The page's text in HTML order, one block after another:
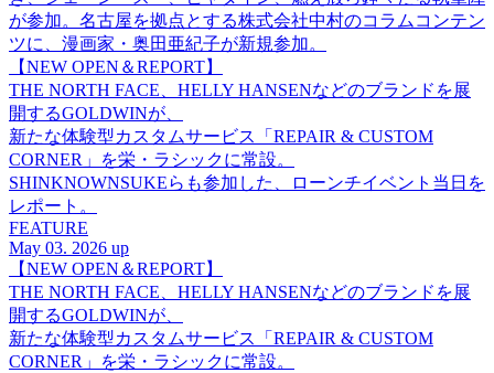
が参加。名古屋を拠点とする株式会社中村のコラムコンテン
ツに、漫画家・奥田亜紀子が新規参加。
【NEW OPEN＆REPORT】
THE NORTH FACE、HELLY HANSENなどのブランドを展
開するGOLDWINが、
新たな体験型カスタムサービス「REPAIR & CUSTOM
CORNER」を栄・ラシックに常設。
SHINKNOWNSUKEらも参加した、ローンチイベント当日を
レポート。
FEATURE
May 03. 2026 up
【NEW OPEN＆REPORT】
THE NORTH FACE、HELLY HANSENなどのブランドを展
開するGOLDWINが、
新たな体験型カスタムサービス「REPAIR & CUSTOM
CORNER」を栄・ラシックに常設。